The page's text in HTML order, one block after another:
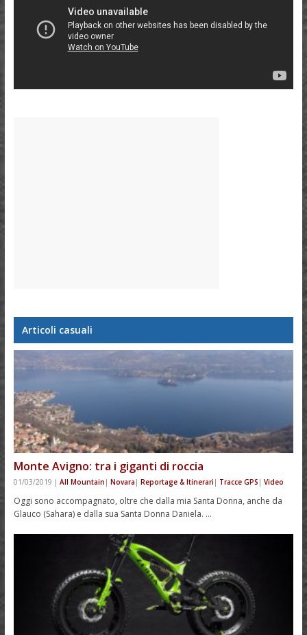
Articoli casuali
Monte Avigno: tra i giganti di roccia
01/03/2019 | All Mountain | Novara | Reportage & Itinerari | Tracce GPS | Video
Oggi sono accompagnato, oltre che dalla mia Santa Donna, anche da
Glauco (Sahara) e dalla sua Santa Donna Daniela. …